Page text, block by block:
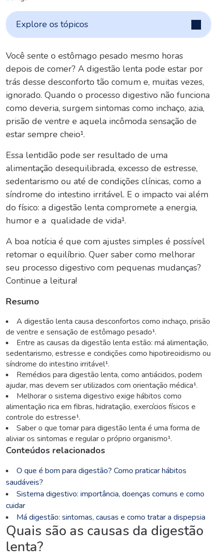
Explore os tópicos
Você sente o estômago pesado mesmo horas
depois de comer? A digestão lenta pode estar por
trás desse desconforto tão comum e, muitas vezes,
ignorado. Quando o processo digestivo não funciona
como deveria, surgem sintomas como inchaço, azia,
prisão de ventre e aquela incômoda sensação de
estar sempre cheio¹.
Essa lentidão pode ser resultado de uma
alimentação desequilibrada, excesso de estresse,
sedentarismo ou até de condições clínicas, como a
síndrome do intestino irritável. E o impacto vai além
do físico: a digestão lenta compromete a energia,
humor e a qualidade de vida¹.
A boa notícia é que com ajustes simples é possível
retomar o equilíbrio. Quer saber como melhorar
seu processo digestivo com pequenas mudanças?
Continue a leitura!
Resumo
A digestão lenta causa desconfortos como inchaço, prisão
de ventre e sensação de estômago pesado¹.
Entre as causas da digestão lenta estão: má alimentação,
sedentarismo, estresse e condições como hipotireoidismo ou
síndrome do intestino irritável¹.
Remédios para digestão lenta, como antiácidos, podem
ajudar, mas devem ser utilizados com orientação médica¹.
Melhorar o sistema digestivo exige hábitos como
alimentação rica em fibras, hidratação, exercícios físicos e
controle do estresse¹.
Sabero que tomar para digestão lenta é uma forma de
aliviar os sintomas e regular o próprio organismo¹.
Conteúdos relacionados
O que é bom para digestão? Como praticar hábitos
saudáveis?
Sistema digestivo: importância, doenças comuns e como
cuidar
Má digestão: sintomas, causas e como tratar a dispepsia
Quais são as causas da digestão
lenta?